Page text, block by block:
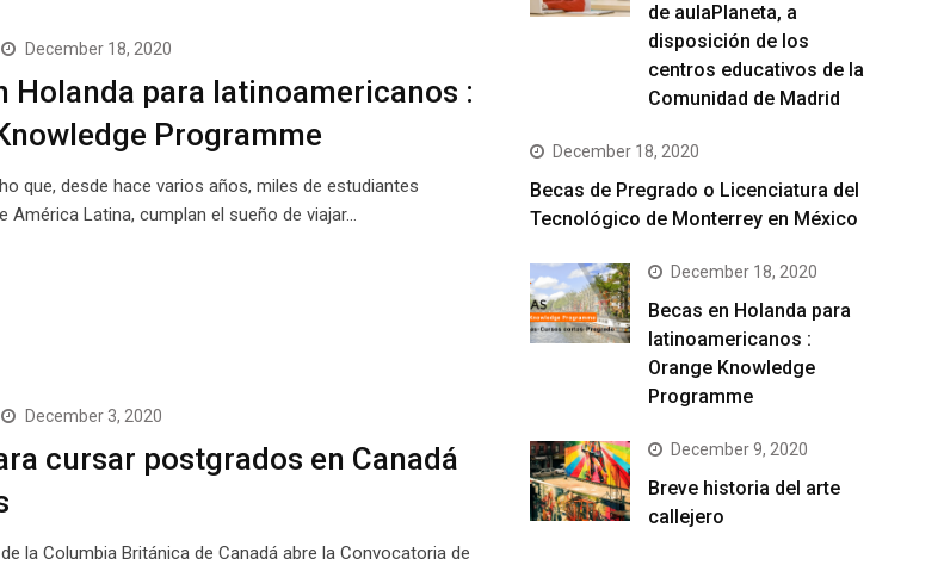
December 18, 2020
Holanda para latinoamericanos :
Programme
que, desde hace varios años, miles de estudiantes
América Latina, cumplan el sueño de viajar…
December 3, 2020
cursar postgrados en Canadá
la Columbia Británica de Canadá abre la Convocatoria de
de aulaPlaneta, a
disposición de los
centros educativos de la
Comunidad de Madrid
December 18, 2020
Becas de Pregrado o Licenciatura del
Tecnológico de Monterrey en México
December 18, 2020
Becas en Holanda para
latinoamericanos :
Orange Knowledge
Programme
December 9, 2020
Breve historia del arte
callejero